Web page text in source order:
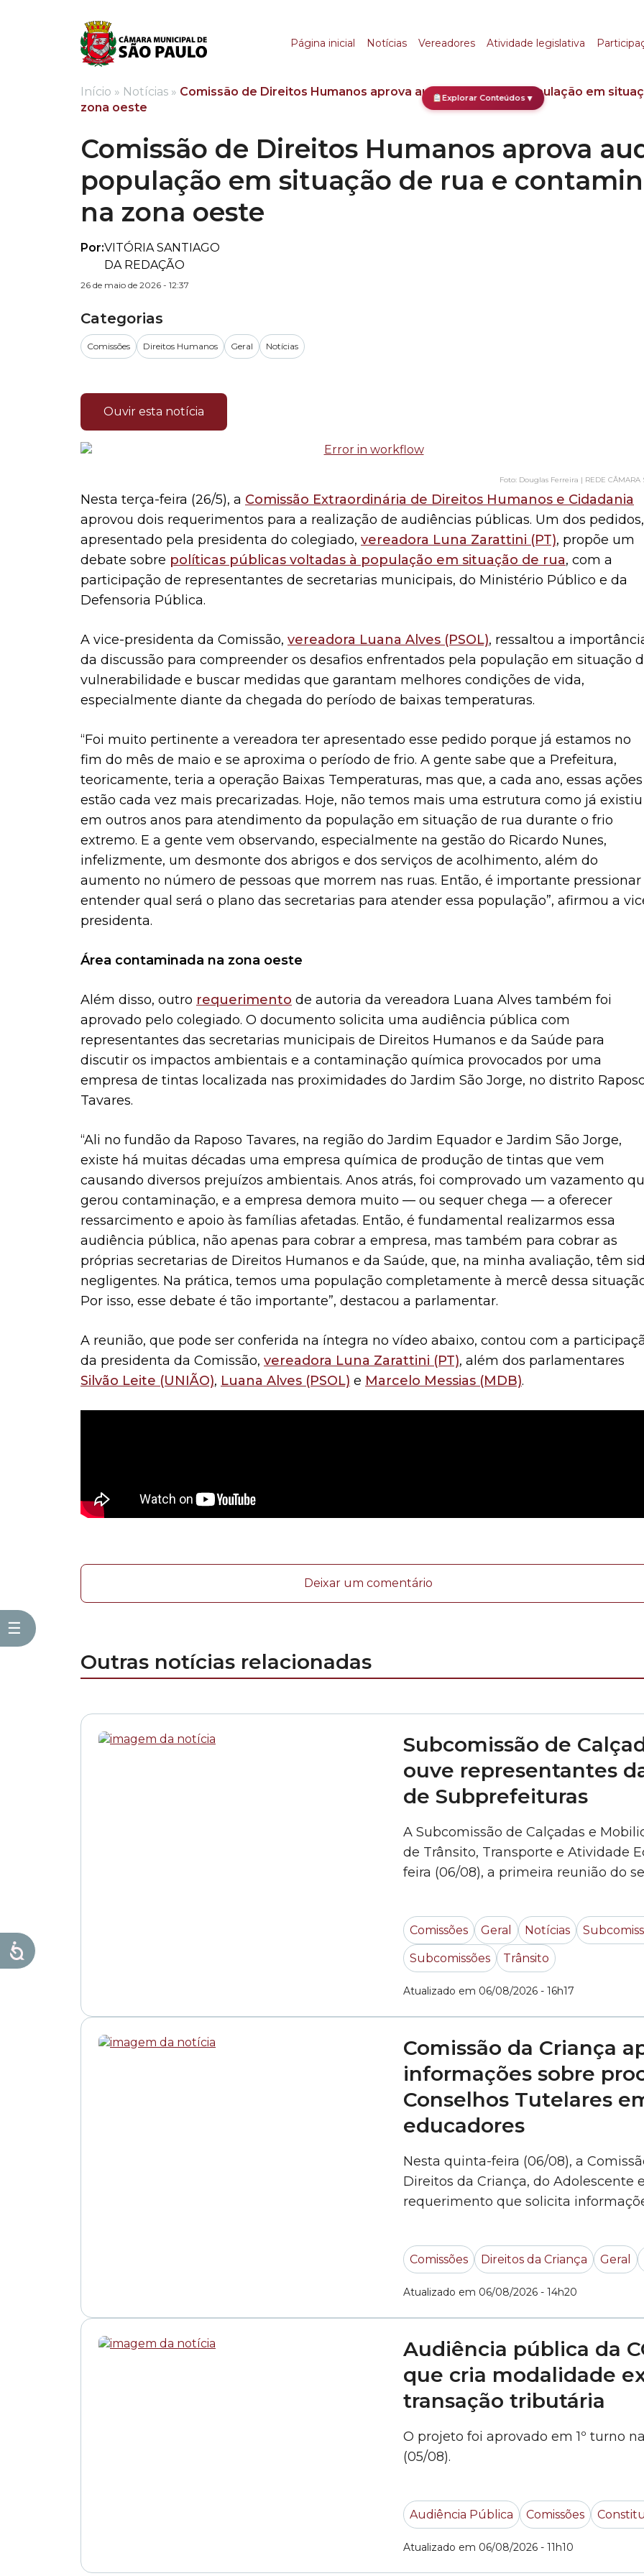
Comissão de Direitos Humanos aprova
Explorar Conteúdos▼
☰
Página inicial Notícias Vereadores Atividade legislativa
Início » Notícias » Comissão de Direitos Humanos aprova audiências sobre população em
zona oeste
Comissão de Direitos Humanos aprova
população em situação de rua e
na zona oeste
Por:VITÓRIA SANTIAGO
DA REDAÇÃO
26 de maio de 2026 - 12:37
Categorias
Comissões Direitos Humanos Geral Notícias
Ouvir esta notícia
Douglas Ferreira | REDE CÂMARA
Nesta terça-feira (26/5), a Comissão Extraordinária de Direitos Humanos e Cidadania
aprovou dois requerimentos para a realização de audiências públicas. Um dos pedidos,
apresentado pela presidenta do colegiado, vereadora Luna Zarattini (PT), propõe um
debate sobre políticas públicas voltadas à população em situação de rua, com a
participação de representantes de secretarias municipais, do Ministério Público e da
Defensoria Pública.
A vice-presidenta da Comissão, vereadora Luana Alves (PSOL), ressaltou a
da discussão para compreender os desafios enfrentados pela população em situação
vulnerabilidade e buscar medidas que garantam melhores condições de vida,
especialmente diante da chegada do período de baixas temperaturas.
“Foi muito pertinente a vereadora ter apresentado esse pedido porque já estamos no
fim do mês de maio e se aproxima o período de frio. A gente sabe que a Prefeitura,
teoricamente, teria a operação Baixas Temperaturas, mas que, a cada ano, essas ações
estão cada vez mais precarizadas. Hoje, não temos mais uma estrutura como já existiu
em outros anos para atendimento da população em situação de rua durante o frio
extremo. E a gente vem observando, especialmente na gestão do Ricardo Nunes,
infelizmente, um desmonte dos abrigos e dos serviços de acolhimento, além do
aumento no número de pessoas que morrem nas ruas. Então, é importante pressionar
entender qual será o plano das secretarias para atender essa população”, afirmou a
presidenta.
Área contaminada na zona oeste
Além disso, outro requerimento de autoria da vereadora Luana Alves também foi
aprovado pelo colegiado. O documento solicita uma audiência pública com
representantes das secretarias municipais de Direitos Humanos e da Saúde para
discutir os impactos ambientais e a contaminação química provocados por uma
empresa de tintas localizada nas proximidades do Jardim São Jorge, no distrito
Tavares.
“Ali no fundão da Raposo Tavares, na região do Jardim Equador e Jardim São Jorge,
existe há muitas décadas uma empresa química de produção de tintas que vem
causando diversos prejuízos ambientais. Anos atrás, foi comprovado um vazamento
gerou contaminação, e a empresa demora muito — ou sequer chega — a oferecer
ressarcimento e apoio às famílias afetadas. Então, é fundamental realizarmos essa
audiência pública, não apenas para cobrar a empresa, mas também para cobrar as
próprias secretarias de Direitos Humanos e da Saúde, que, na minha avaliação, têm
negligentes. Na prática, temos uma população completamente à mercê dessa
Por isso, esse debate é tão importante”, destacou a parlamentar.
A reunião, que pode ser conferida na íntegra no vídeo abaixo, contou com a
da presidenta da Comissão, vereadora Luna Zarattini (PT), além dos parlamentares
Silvão Leite (UNIÃO), Luana Alves (PSOL) e Marcelo Messias (MDB).
Deixar um comentário
Outras notícias relacionadas
Subcomissão de
ouve representantes
de Subprefeituras
A Subcomissão de Calçadas e
de Trânsito, Transporte e Atividade
feira (06/08), a primeira reunião do
Municipal das Subprefeituras). A
Comissões Geral Notícias
Subcomissões Trânsito
Atualizado em 06/08/2026 - 16h17
Comissão da Criança
informações sobre
Conselhos Tutelares
educadores
Nesta quinta-feira (06/08), a
Direitos da Criança, do Adolescente
requerimento que solicita
encaminhamentos de denúncias
Comissões Direitos da Criança Geral
Atualizado em 06/08/2026 - 14h20
Audiência pública da
que cria modalidade
transação tributária
O projeto foi aprovado em 1º turno
(05/08).
Audiência Pública Comissões
Atualizado em 06/08/2026 - 11h10